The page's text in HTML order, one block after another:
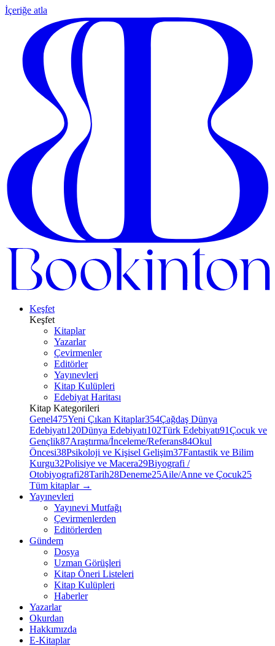
İçeriğe atla
Keşfet
Keşfet
Kitaplar
Yazarlar
Çevirmenler
Editörler
Yayınevleri
Kitap Kulüpleri
Edebiyat Haritası
Kitap Kategorileri
Genel475Yeni Çıkan Kitaplar354Çağdaş Dünya
Edebiyatı120Dünya Edebiyatı102Türk Edebiyatı91Çocuk ve
Gençlik87Araştırma/İnceleme/Referans84Okul
Öncesi38Psikoloji ve Kişisel Gelişim37Fantastik ve Bilim
Kurgu32Polisiye ve Macera29Biyografi /
Otobiyografi28Tarih28Deneme25Aile/Anne ve Çocuk25
Tüm kitaplar →
Yayınevleri
Yayınevi Mutfağı
Çevirmenlerden
Editörlerden
Gündem
Dosya
Uzman Görüşleri
Kitap Öneri Listeleri
Kitap Kulüpleri
Haberler
Yazarlar
Okurdan
Hakkımızda
E-Kitaplar